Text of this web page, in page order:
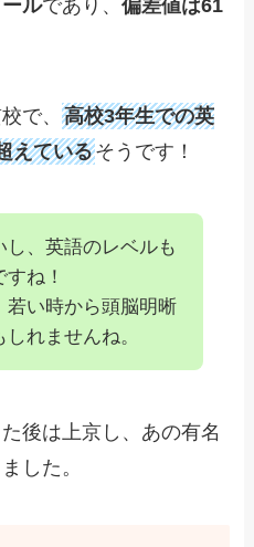
ルであり、偏差値は61
で、高校3年生での英
えているそうです！
し、英語のレベルも
ね！
若い時から頭脳明晰
れませんね。
後は上京し、あの有名
した。